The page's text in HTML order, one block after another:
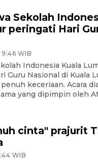
Sekolah
peringati Hari
WIB
Indonesia Kuala
Guru Nasional di Kuala
keceriaan. Acara
yang dipimpin oleh
cinta" prajurit
WIB